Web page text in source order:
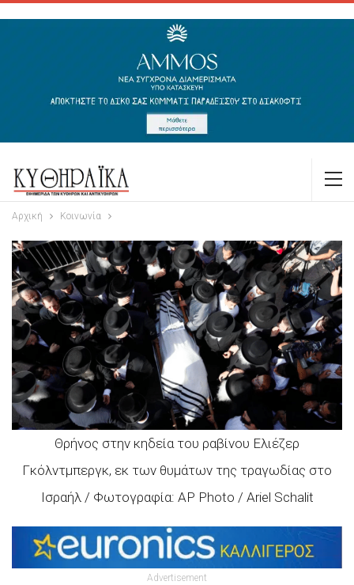
Αρχική Κοινωνία
Θρήνος στην κηδεία του ραβίνου Ελιέζερ
Γκόλντμπεργκ, εκ των θυμάτων της τραγωδίας στο
Ισραήλ / Φωτογραφία: AP Photo / Ariel Schalit
Advertisement